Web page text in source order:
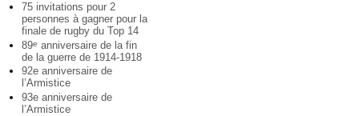
75 invitations pour 2
personnes à gagner pour la
finale de rugby du Top 14
89e anniversaire de la fin
de la guerre de 1914-1918
92e anniversaire de
l’Armistice
93e anniversaire de
l’Armistice